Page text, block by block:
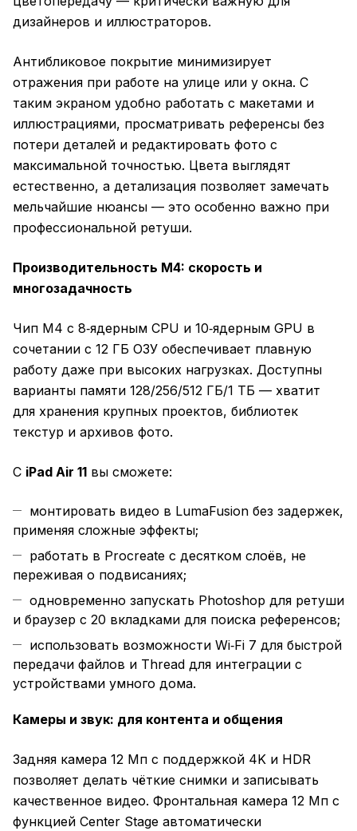
дизайнеров и иллюстраторов.
Антибликовое покрытие минимизирует
отражения при работе на улице или у окна. С
таким экраном удобно работать с макетами и
иллюстрациями, просматривать референсы без
потери деталей и редактировать фото с
максимальной точностью. Цвета выглядят
естественно, а детализация позволяет замечать
мельчайшие нюансы — это особенно важно при
профессиональной ретуши.
Производительность M4: скорость и
многозадачность
Чип M4 с 8‑ядерным CPU и 10‑ядерным GPU в
сочетании с 12 ГБ ОЗУ обеспечивает плавную
работу даже при высоких нагрузках. Доступны
варианты памяти 128/256/512 ГБ/1 ТБ — хватит
для хранения крупных проектов, библиотек
текстур и архивов фото.
С iPad Air 11 вы сможете:
монтировать видео в LumaFusion без задержек,
применяя сложные эффекты;
работать в Procreate с десятком слоёв, не
переживая о подвисаниях;
одновременно запускать Photoshop для ретуши
и браузер с 20 вкладками для поиска референсов;
использовать возможности Wi‑Fi 7 для быстрой
передачи файлов и Thread для интеграции с
устройствами умного дома.
Камеры и звук: для контента и общения
Задняя камера 12 Мп с поддержкой 4K и HDR
позволяет делать чёткие снимки и записывать
качественное видео. Фронтальная камера 12 Мп с
функцией Center Stage автоматически